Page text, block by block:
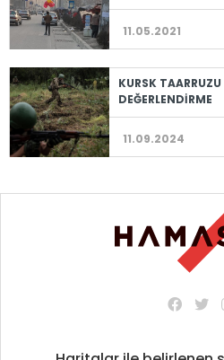
11.05.2021
KURSK
DEĞERLENDİRME
11.09.2024